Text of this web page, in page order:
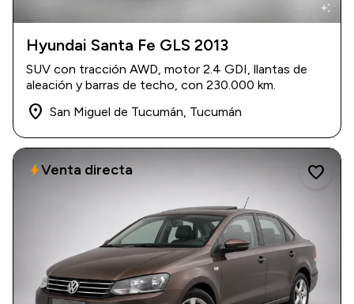
auto_awesome
2013 230.000 km
$ 13.500.000
Hyundai Santa Fe GLS 2013
SUV con tracción AWD, motor 2.4 GDI, llantas de
aleación y barras de techo, con 230.000 km.
place San Miguel de Tucumán, Tucumán
favorite
boltVenta directa